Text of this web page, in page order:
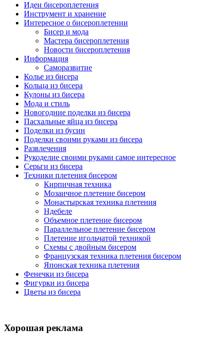
Идеи бисероплетения
Инструмент и хранение
Интересное о бисероплетении
Бисер и мода
Мастера бисероплетения
Новости бисероплетения
Информация
Саморазвитие
Колье из бисера
Кольца из бисера
Кулоны из бисера
Мода и стиль
Новогодние поделки из бисера
Пасхальные яйца из бисера
Поделки из бусин
Поделки своими руками из бисера
Развлечения
Рукоделие своими руками самое интересное
Серьги из бисера
Техники плетения бисером
Кирпичная техника
Мозаичное плетение бисером
Монастырская техника плетения
Ндебеле
Объемное плетение бисером
Параллельное плетение бисером
Плетение игольчатой техникой
Схемы с двойным бисером
Французская техника плетения бисером
Японская техника плетения
Фенечки из бисера
Фигурки из бисера
Цветы из бисера
Хорошая реклама